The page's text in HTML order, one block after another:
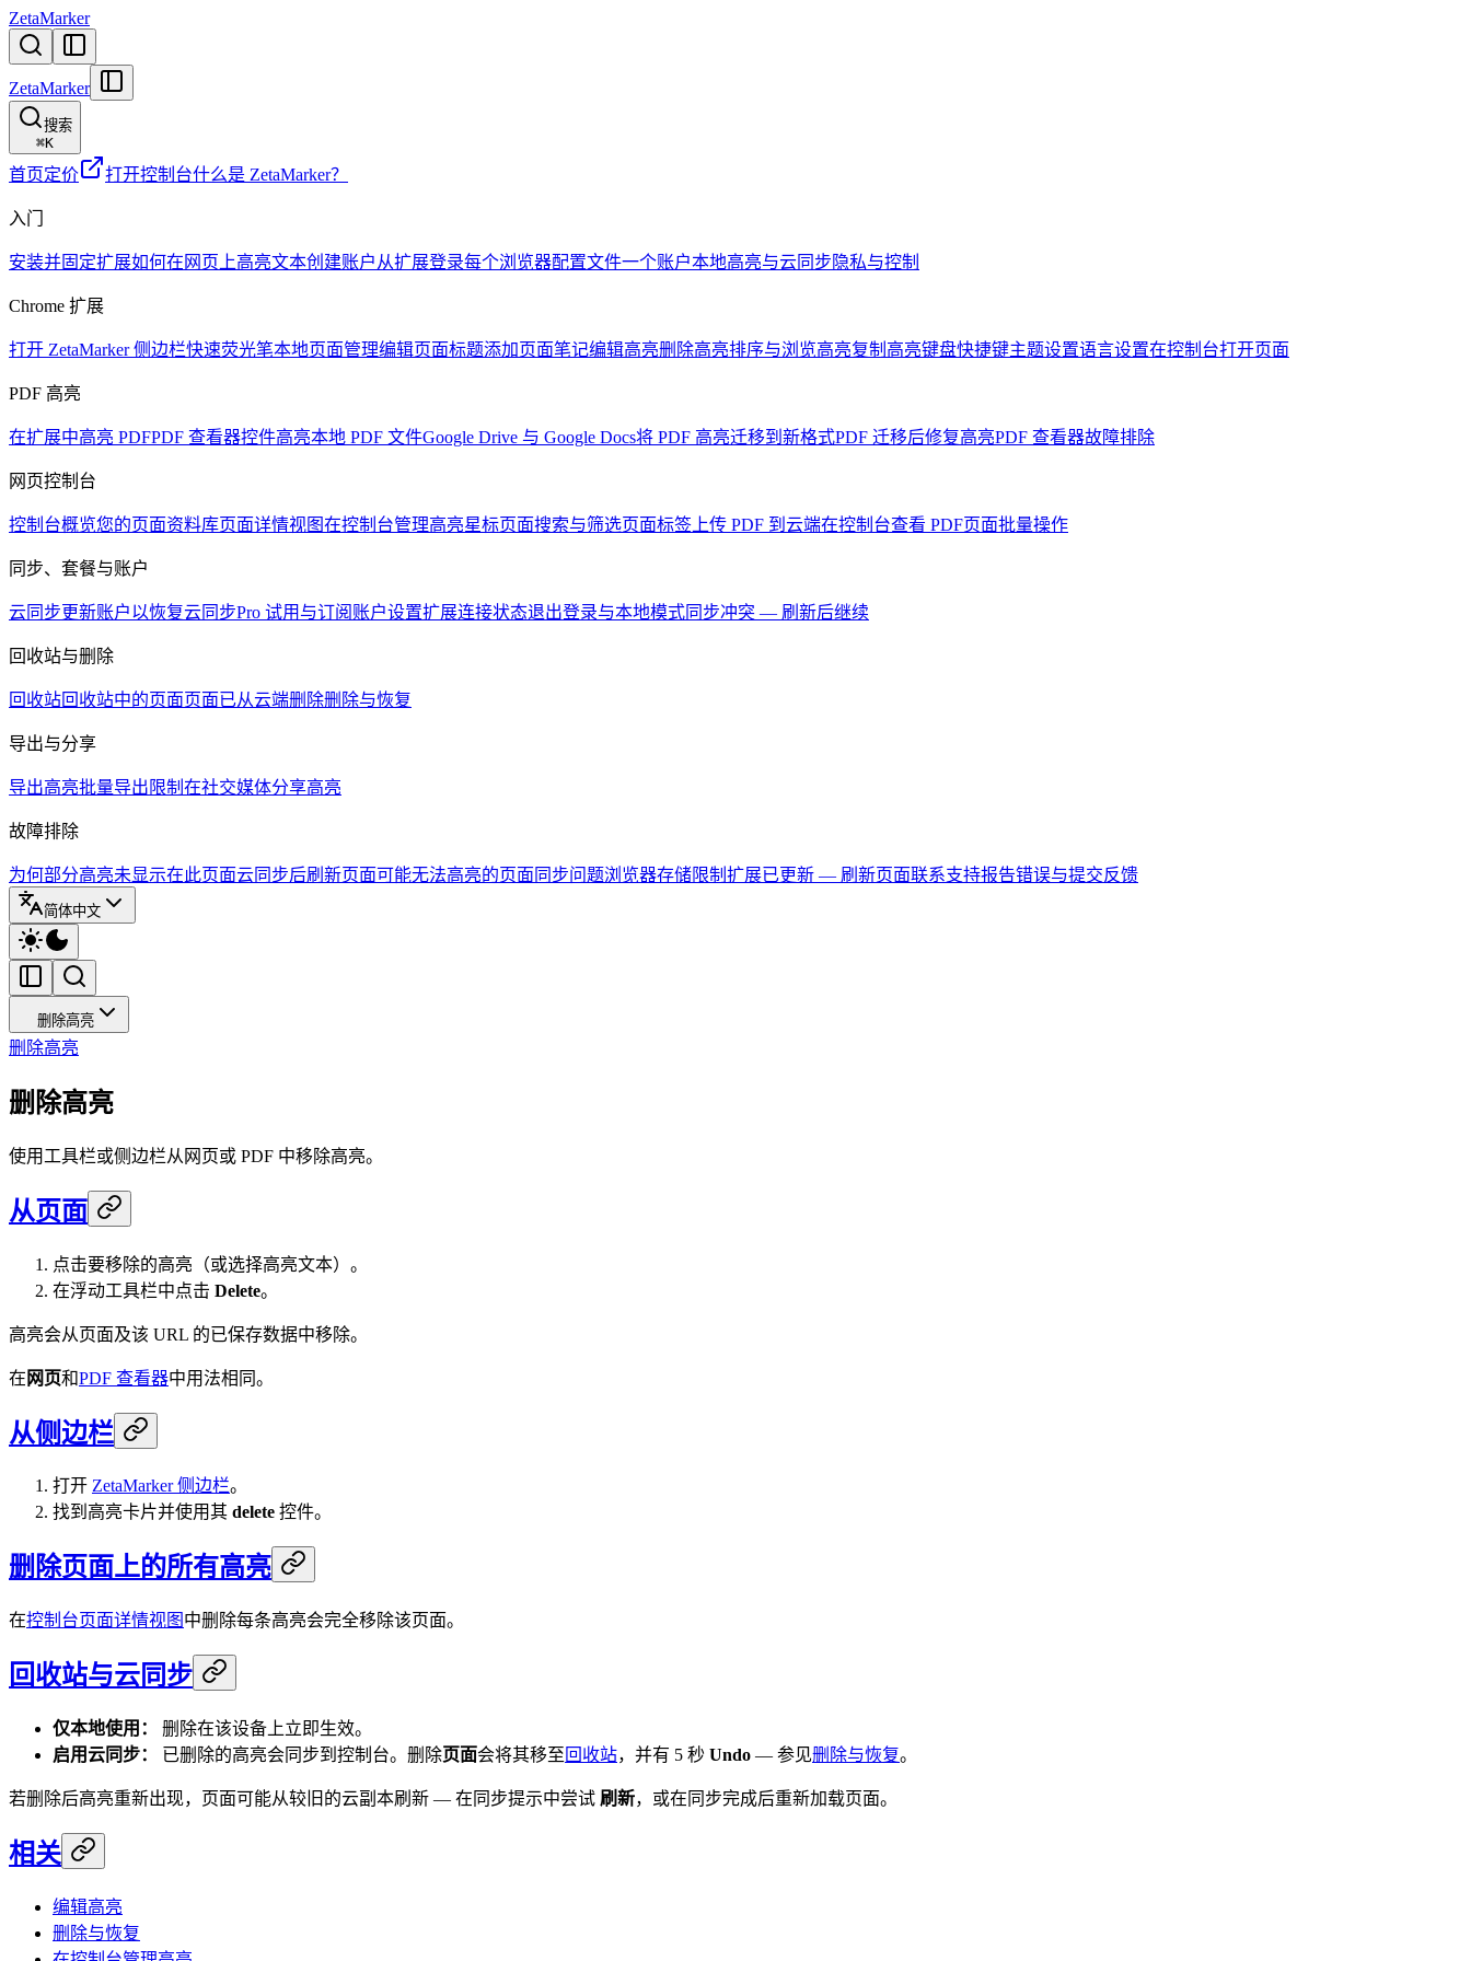
ZetaMarker
ZetaMarker
搜索
⌘K
首页定价 打开控制台什么是 ZetaMarker？
入门
安装并固定扩展如何在网页上高亮文本创建账户 从扩展登录每个浏览器配置文件一个账户本地高亮与云同步 隐私与控制
Chrome 扩展
打开 ZetaMarker 侧边栏快速荧光笔本地页面管理编辑页面标题添加页面笔记编辑高亮删除高亮排序与浏览高亮复制高亮键盘快捷键主题设置语言设置在控制台打开页面
PDF 高亮
在扩展中高亮 PDFPDF 查看器控件高亮本地 PDF 文件Google Drive 与 Google Docs将 PDF 高亮迁移到新格式PDF 迁移后修复高亮PDF 查看器故障排除
网页控制台
控制台概览您的页面资料库页面详情视图在控制台管理高亮星标页面搜索与筛选页面标签 上传 PDF 到云端在控制台查看 PDF页面批量操作
同步、套餐与账户
云同步更新账户以恢复云同步Pro 试用与订阅 账户设置扩展连接状态退出登录与本地模式同步冲突 — 刷新后继续
回收站与删除
回收站回收站中的页面页面已从云端删除删除与恢复
导出与分享
导出高亮批量导出限制 在社交媒体分享高亮
故障排除
为何部分高亮未显示在此页面云同步后刷新页面可能无法高亮的页面 同步问题浏览器存储限制 扩展已更新 — 刷新页面联系支持报告错误与提交反馈
简体中文
删除高亮
删除高亮
删除高亮
使用工具栏或侧边栏从网页或 PDF 中移除高亮。
从页面
点击要移除的高亮（或选择高亮文本）。
在浮动工具栏中点击 Delete。
高亮会从页面及该 URL 的已保存数据中移除。
在 网页和PDF 查看器中用法相同。
从侧边栏
打开 ZetaMarker 侧边栏。
找到高亮卡片并使用其 delete 控件。
删除页面上的所有高亮
在控制台页面详情视图 中删除每条高亮会完全移除该页面。
回收站与云同步
仅本地使用：
删除在该设备上立即生效。
启用云同步：
已删除的高亮会同步到控制台。删除页面会将其移至回收站，并有 5 秒 Undo — 参见删除与恢复。
若删除后高亮重新出现，页面可能从较旧的云副本刷新 — 在同步提示中尝试 刷新，或在同步完成后重新加载页面。
相关
编辑高亮
删除与恢复